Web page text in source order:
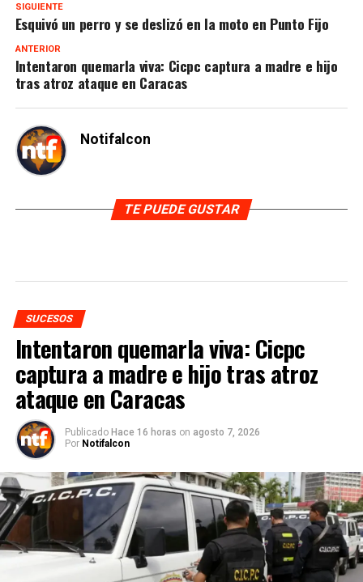
SIGUIENTE
Esquivó un perro y se deslizó en la moto en Punto Fijo
ANTERIOR
Intentaron quemarla viva: Cicpc captura a madre e hijo
tras atroz ataque en Caracas
Notifalcon
TE PUEDE GUSTAR
SUCESOS
Intentaron quemarla viva: Cicpc
captura a madre e hijo tras atroz
ataque en Caracas
Publicado Hace 16 horas on agosto 7, 2026
Por Notifalcon